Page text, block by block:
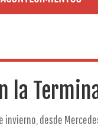
la
desde